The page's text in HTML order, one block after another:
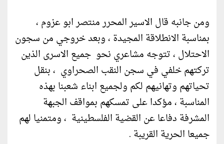
ومن جانبه قال الاسير المحرر منتصر ابو عزوم ،
بمناسبة الانطلاقة المجيدة ، وبعد خروجي من سجون
الاحتلال ، تتوجه مشاعري نحو جميع الاسرى الذين
تركتهم خلفي في سجن النقب الصحراوي ، بنقل
تحياتهم وتهانيهم لكم ولجميع ابناء شعبنا بهذه
المناسبة ، مؤكدا على تمسكهم بمواقف الجبهة
المشرفة دفاعا عن القضية الفلسطينية ، ومتمنيا لهم
جميعا الحرية القريبة .